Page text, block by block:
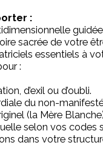
:
sacrée de votre
essentiels à
:
d’exil ou d’oubli.
du non-
(la Mère
selon vos codes
dans votre